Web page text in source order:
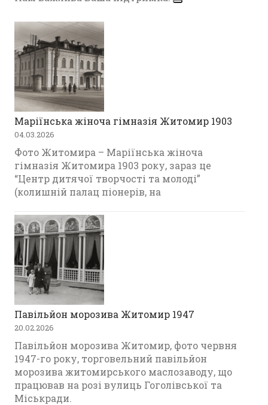
Маріїнська жіноча гімназія Житомир 1903
04.03.2026
Фото Житомира – Маріїнська жіноча
гімназія Житомира 1903 року, зараз це
“Центр дитячої творчості та молоді”
(колишній палац піонерів, на
Павільйон морозива Житомир 1947
20.02.2026
Павільйон морозива Житомир, фото червня
1947-го року, торговельний павільйон
морозива житомирського маслозаводу, що
працював на розі вулиць Гоголівської та
Міськради.